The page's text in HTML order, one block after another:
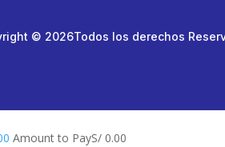
© 2026Todos los derechos
Amount to PayS/ 0.00